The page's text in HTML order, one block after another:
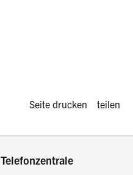
Diese Seite
Seite drucken teilen
Telefonzentrale